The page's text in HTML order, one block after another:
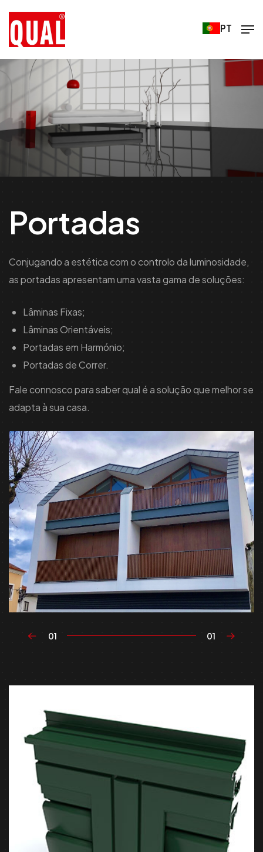
PT
Portadas
Conjugando a estética com o controlo da luminosidade,
as portadas apresentam uma vasta gama de soluções:
Lâminas Fixas;
Lâminas Orientáveis;
Portadas em Harmónio;
Portadas de Correr.
Fale connosco para saber qual é a solução que melhor se
adapta à sua casa.
01 01